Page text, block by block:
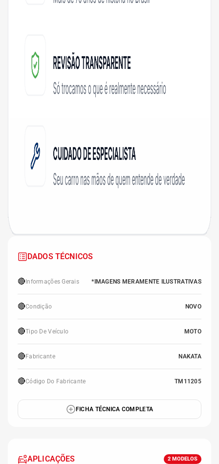
DADOS TÉCNICOS
🔴 Informações Gerais *IMAGENS MERAMENTE ILUSTRATIVAS
🔴Condição NOVO
🔴Tipo De Veículo MOTO
🔴 Fabricante NAKATA
🔴Código Do Fabricante TM11205
FICHA TÉCNICA COMPLETA
APLICAÇÕES 2 MODELOS